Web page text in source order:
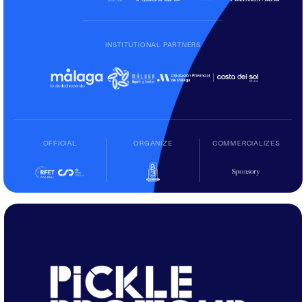
INSTITUTIONAL PARTNERS
OFFICIAL ORGANIZE COMMERCIALIZES